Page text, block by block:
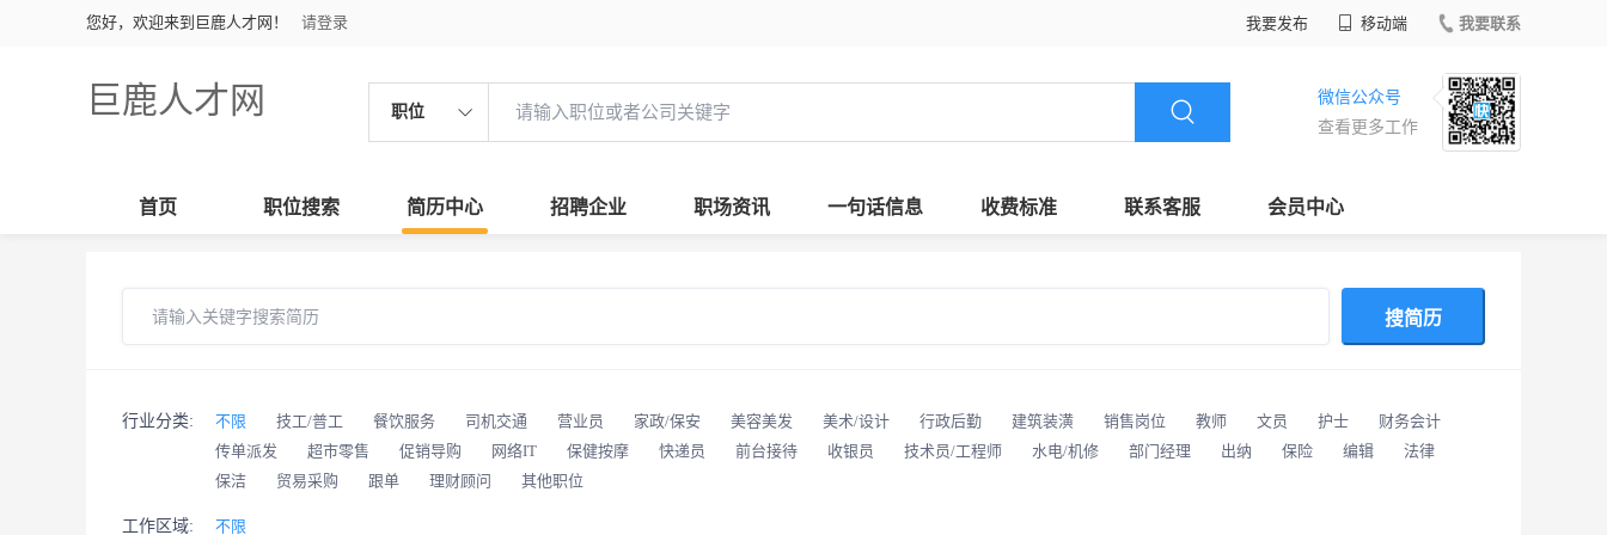
您好，欢迎来到巨鹿人才网！ 请登录 我要发布 移动端 我要联系
巨鹿人才网 职位
微信公众号
查看更多工作
首页 职位搜索 简历中心 招聘企业 职场资讯 一句话信息 收费标准 联系客服 会员中心
搜简历
行业分类: 不限 技工/普工 餐饮服务 司机交通 营业员 家政/保安 美容美发 美术/设计 行政后勤 建筑装潢 销售岗位 教师 文员 护士
财务会计
传单派发
超市零售 促销导购 网络IT 保健按摩 快递员 前台接待 收银员 技术员/工程师 水电/机修 部门经理 出纳 保险 编辑
法律
保洁
贸易采购 跟单 理财顾问 其他职位
工作区域: 不限